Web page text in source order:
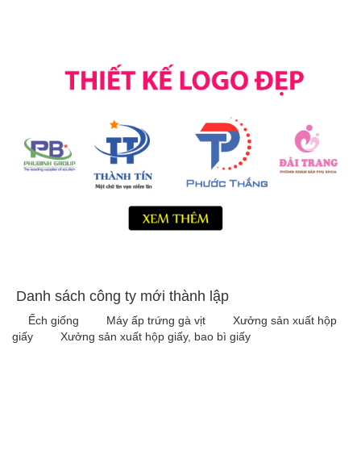
Danh sách công ty mới thành lập
Ếch giống Máy ấp trứng gà vịt
Xưởng sản xuất hộp
giấy
Xưởng sản xuất hộp giấy, bao bì giấy